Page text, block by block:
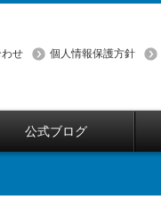
せ 個人情報保護方針
公式ブログ